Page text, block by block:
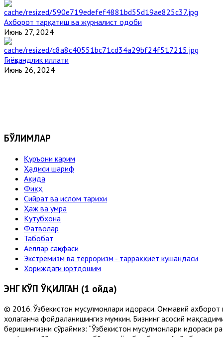
Ахборот тарқатиш ва журналист одоби
Июнь 27, 2024
Гиёҳвандлик иллати
Июнь 26, 2024
БЎЛИМЛАР
Қуръони карим
Ҳадиси шариф
Ақида
Фиқҳ
Сийрат ва ислом тарихи
Ҳаж ва умра
Кутубхона
Фатволар
Табобат
Аёллар саҳифаси
Экстремизм ва терроризм - тарраққиёт кушандаси
Хориждаги юртдошим
ЭНГ КЎП ЎҚИЛГАН (1 ойда)
© 2016. Ўзбекистон мусулмонлари идораси. Оммавий ахборот
хоҳлаганча фойдаланишингиз мумкин. Бизнинг асосий
беришингизни сўраймиз: “Ўзбекистон мусулмонлари идораси